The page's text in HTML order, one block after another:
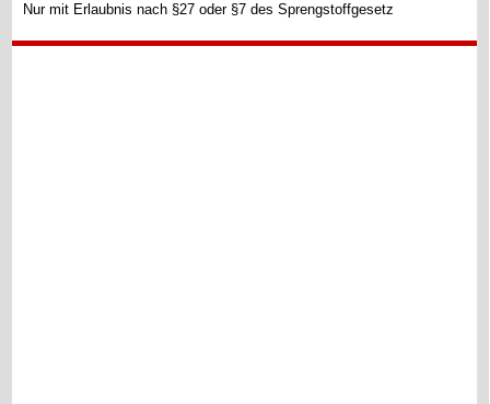
Nur mit Erlaubnis nach §27 oder §7 des Sprengstoffgesetz